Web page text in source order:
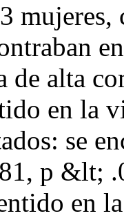
de alta
en la
se
p &lt;
en